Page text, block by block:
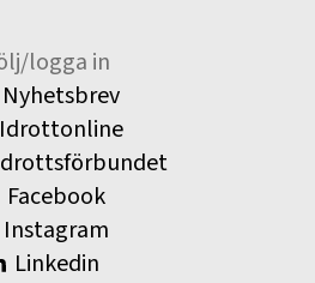
logga in
Nyhetsbrev
Idrottonline
Facebook
Instagram
Linkedin